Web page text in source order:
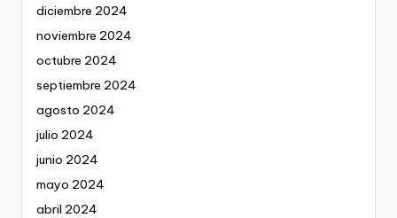
diciembre 2024
noviembre 2024
octubre 2024
septiembre 2024
agosto 2024
julio 2024
junio 2024
mayo 2024
abril 2024